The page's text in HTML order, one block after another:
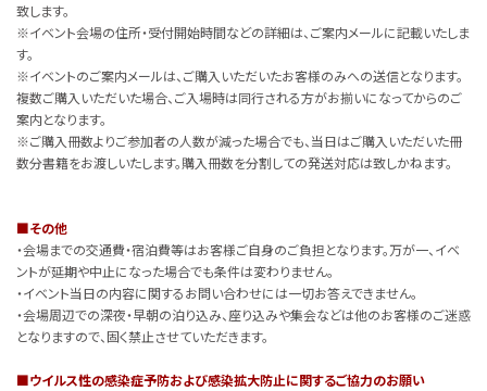
致します。
※イベント会場の住所・受付開始時間などの詳細は、ご案内メールに記載いたしま
す。
※イベントのご案内メールは、ご購入いただいたお客様のみへの送信となります。
複数ご購入いただいた場合、ご入場時は同行される方がお揃いになってからのご
案内となります。
※ご購入冊数よりご参加者の人数が減った場合でも、当日はご購入いただいた冊
数分書籍をお渡しいたします。購入冊数を分割しての発送対応は致しかねます。
■その他
・会場までの交通費・宿泊費等はお客様ご自身のご負担となります。万が一、イベ
ントが延期や中止になった場合でも条件は変わりません。
・イベント当日の内容に関するお問い合わせには一切お答えできません。
・会場周辺での深夜・早朝の泊り込み、座り込みや集会などは他のお客様のご迷惑
となりますので、固く禁止させていただきます。
■ウイルス性の感染症予防および感染拡大防止に関するご協力のお願い